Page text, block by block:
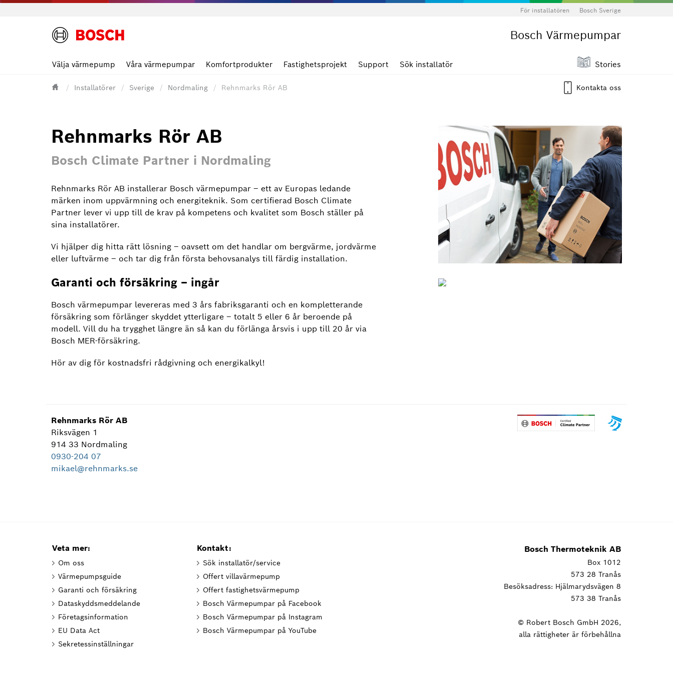
Bosch Sverige
För installatören
Bosch Värmepumpar
Välja värmepump Våra värmepumpar Komfortprodukter Fastighetsprojekt Support Sök installatör Stories
Installatörer Sverige Nordmaling Rehnmarks Rör AB Kontakta oss
Rehnmarks Rör AB
Bosch Climate Partner i Nordmaling
Rehnmarks Rör AB installerar Bosch värmepumpar – ett av Europas ledande
märken inom uppvärmning och energiteknik. Som certifierad Bosch Climate
Partner lever vi upp till de krav på kompetens och kvalitet som Bosch ställer på
sina installatörer.
Vi hjälper dig hitta rätt lösning – oavsett om det handlar om bergvärme, jordvärme
eller luftvärme – och tar dig från första behovsanalys till färdig installation.
Garanti och försäkring – ingår
Bosch värmepumpar levereras med 3 års fabriksgaranti och en kompletterande
försäkring som förlänger skyddet ytterligare – totalt 5 eller 6 år beroende på
modell. Vill du ha trygghet längre än så kan du förlänga årsvis i upp till 20 år via
Bosch MER-försäkring.
Hör av dig för kostnadsfri rådgivning och energikalkyl!
Rehnmarks Rör AB
Riksvägen 1
914 33 Nordmaling
0930-204 07
mikael@rehnmarks.se
Veta mer:
Om oss
Värmepumpsguide
Garanti och försäkring
Dataskyddsmeddelande
Företagsinformation
EU Data Act
Sekretessinställningar
Kontakt:
Sök installatör/service
Offert villavärmepump
Offert fastighetsvärmepump
Bosch Värmepumpar på Facebook
Bosch Värmepumpar på Instagram
Bosch Värmepumpar på YouTube
Bosch Thermoteknik AB
Box 1012
573 28 Tranås
Besöksadress: Hjälmarydsvägen 8
573 38 Tranås
© Robert Bosch GmbH 2026,
alla rättigheter är förbehållna